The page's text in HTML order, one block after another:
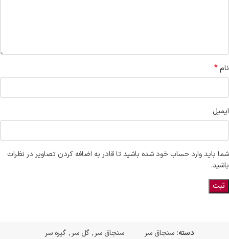
نام*
ایمیل
شما باید وارد حساب خود شده باشید تا قادر به اضافه کردن تصاویر در نظرات
باشید.
دسته: سنجاق سر سنجاق سر , گل سر , گیره سر